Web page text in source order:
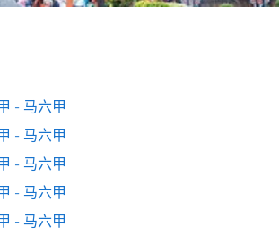
- 马六甲
- 马六甲
- 马六甲
- 马六甲
- 马六甲